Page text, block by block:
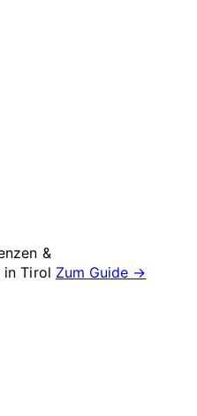
&
inTirol Zum Guide →